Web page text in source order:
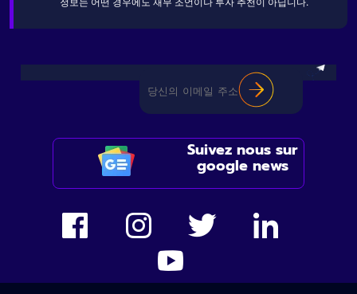
Suivez nous sur
google news